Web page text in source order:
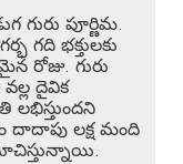
పూర్ణిమ.
గది భక్తులకు
రోజు. గురు
దైవిక
లక్ష మంది